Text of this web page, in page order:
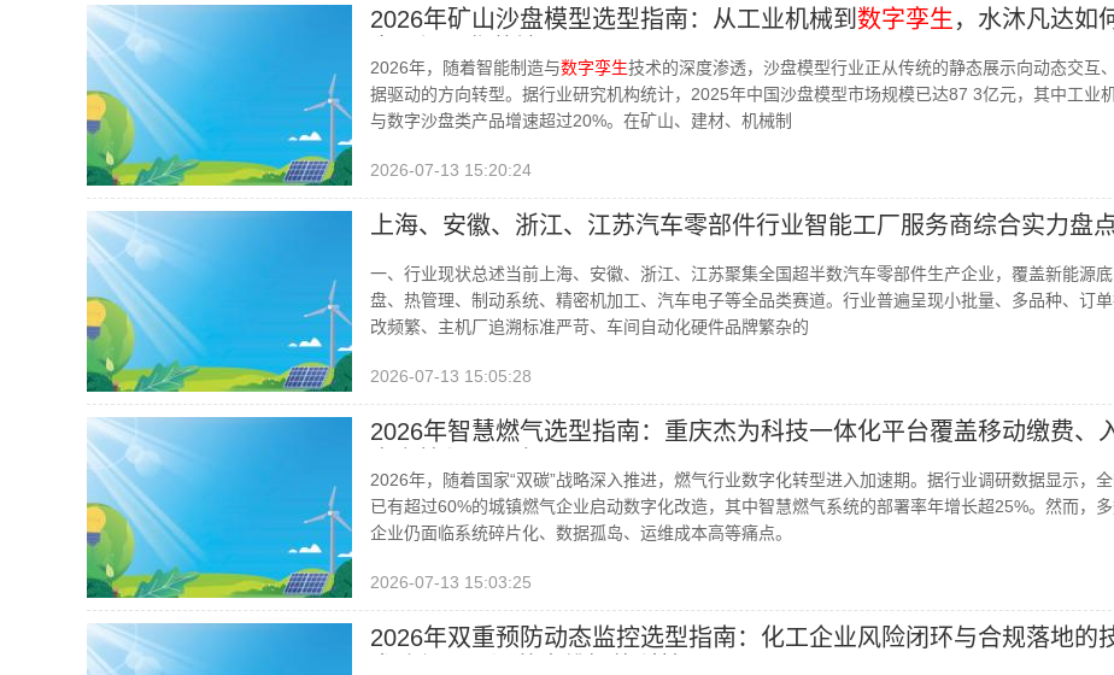
2026年矿山沙盘模型选型指南：从工业机械到 数字孪生 ，水沐凡达如
2026年，随着智能制造与数字孪生技术的深度渗透，沙盘模型行业正从传统的静态展示向动态交互
据驱动的方向转型。据行业研究机构统计，2025年中国沙盘模型市场规模已达87 3亿元，其中工业
与数字沙盘类产品增速超过20%。在矿山、建材、机械制
2026-07-13 15:20:24
上海、安徽、浙江、江苏汽车零部件行业智能工厂服务商综合实力盘
一、行业现状总述当前上海、安徽、浙江、江苏聚集全国超半数汽车零部件生产企业，覆盖新能源底
盘、热管理、制动系统、精密机加工、汽车电子等全品类赛道。行业普遍呈现小批量、多品种、订
改频繁、主机厂追溯标准严苛、车间自动化硬件品牌繁杂的
2026-07-13 15:05:28
2026年智慧燃气选型指南：重庆杰为科技一体化平台覆盖移动缴费、
2026年，随着国家“双碳”战略深入推进，燃气行业数字化转型进入加速期。据行业调研数据显示，全
已有超过60%的城镇燃气企业启动数字化改造，其中智慧燃气系统的部署率年增长超25%。然而，
企业仍面临系统碎片化、数据孤岛、运维成本高等痛点。
2026-07-13 15:03:25
2026年双重预防动态监控选型指南：化工企业风险闭环与合规落地的